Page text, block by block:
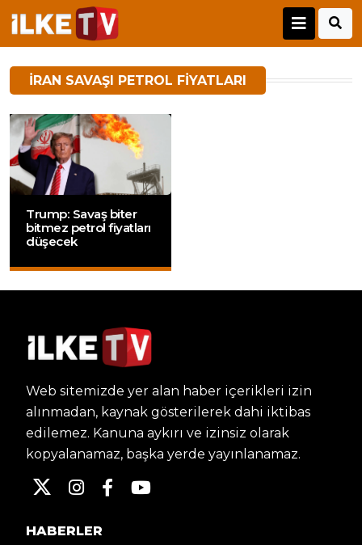
IRAN SAVAŞI PETROL FIYATLARI
Trump: Savaş biter
bitmez petrol fiyatları
düşecek
Web sitemizde yer alan haber içerikleri izin
alınmadan, kaynak gösterilerek dahi iktibas
edilemez. Kanuna aykırı ve izinsiz olarak
kopyalanamaz, başka yerde yayınlanamaz.
HABERLER